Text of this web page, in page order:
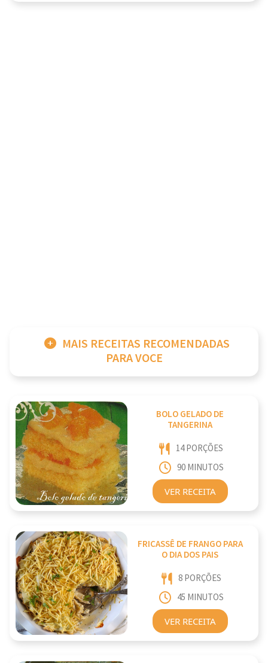
MAIS RECEITAS RECOMENDADAS
PARA VOCE
BOLO GELADO DE
TANGERINA
14 PORÇÕES
90 MINUTOS
VER RECEITA
FRICASSÊ DE FRANGO PARA
O DIA DOS PAIS
8 PORÇÕES
45 MINUTOS
VER RECEITA